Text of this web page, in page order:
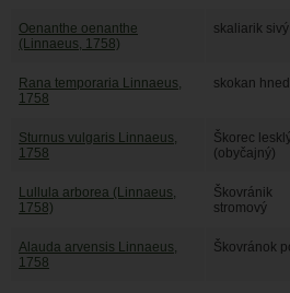
Oenanthe oenanthe
(Linnaeus, 1758)
skaliarik sivý
Rana temporaria Linnaeus,
1758
skokan
Sturnus vulgaris Linnaeus,
1758
Škorec
(obyčajný)
Lullula arborea (Linnaeus,
1758)
Škovránik
stromový
Alauda arvensis Linnaeus,
1758
Škovránok